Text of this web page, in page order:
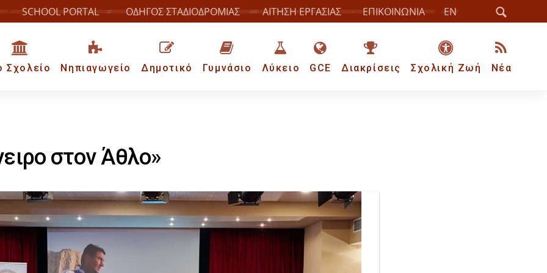
SCHOOL PORTAL ΟΔΗΓΟΣ ΣΤΑΔΙΟΔΡΟΜΙΑΣ ΑΙΤΗΣΗ ΕΡΓΑΣΙΑΣ ΕΠΙΚΟΙΝΩΝΙΑ EN
Σχολείο Νηπιαγωγείο Δημοτικό Γυμνάσιο Λύκειο GCE Διακρίσεις Σχολική Ζωή Νέα
στον Άθλο»